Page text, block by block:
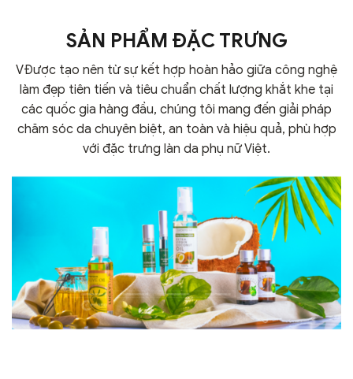
em Kem nền kiềm dầu MAC
Studio Fix Fluid foundation
SPF 15 lần này cũng vậy....
Natural Velvet sở hữu công
nghệ tiên tiến với công
thức đặc biệt, giúp che phủ
tối ưu và...
SẢN PHẨM ĐẶC TRƯNG
VĐược tạo nên từ sự kết hợp hoàn hảo giữa công nghệ
làm đẹp tiên tiến và tiêu chuẩn chất lượng khắt khe tại
các quốc gia hàng đầu, chúng tôi mang đến giải pháp
chăm sóc da chuyên biệt, an toàn và hiệu quả, phù hợp
với đặc trưng làn da phụ nữ Việt.